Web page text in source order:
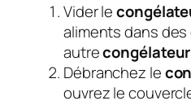
Vider le
aliments dans
autrecongélateur
Débranchez le
ouvrez le